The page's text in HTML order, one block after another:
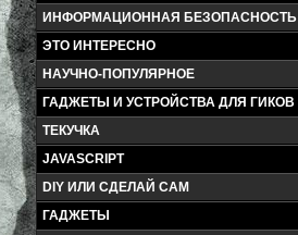
ИНФОРМАЦИОННАЯ БЕЗОПАСНОСТЬ
ЭТО ИНТЕРЕСНО
НАУЧНО-ПОПУЛЯРНОЕ
ГАДЖЕТЫ И УСТРОЙСТВА ДЛЯ ГИКОВ
ТЕКУЧКА
JAVASCRIPT
DIY ИЛИ СДЕЛАЙ САМ
ГАДЖЕТЫ